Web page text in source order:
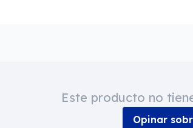
Este producto no
Opinar